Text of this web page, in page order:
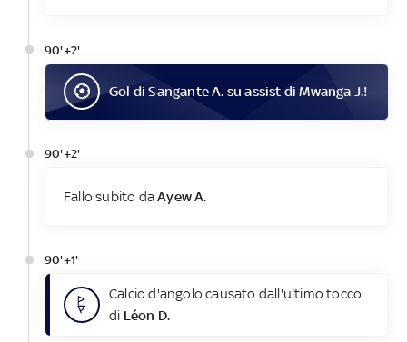
90'+2'
Gol diSangante A. su assist diMwanga J.!
90'+2'
Fallo subito daAyew A.
90'+1'
Calcio d'angolo causato dall'ultimo tocco
di Léon D.